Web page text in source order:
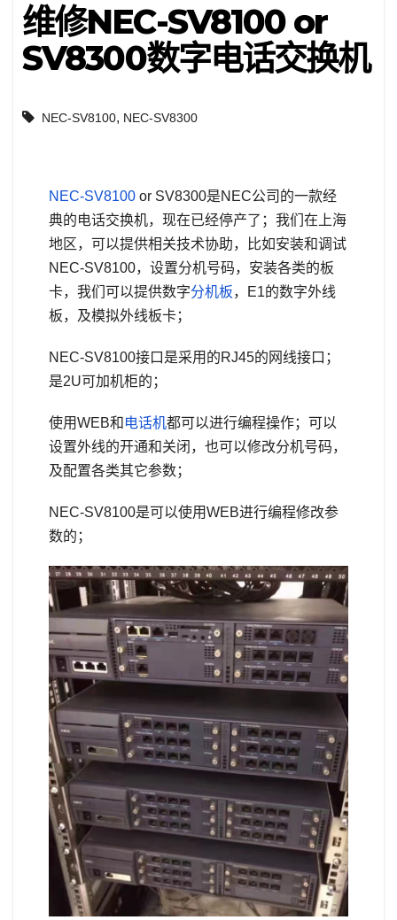
维修NEC-SV8100 or
SV8300数字电话交换机
NEC-SV8100, NEC-SV8300
NEC-SV8100 or SV8300是NEC公司的一款经
典的电话交换机，现在已经停产了；我们在上海
地区，可以提供相关技术协助，比如安装和调试
NEC-SV8100，设置分机号码，安装各类的板
卡，我们可以提供数字分机板，E1的数字外线
板，及模拟外线板卡；
NEC-SV8100接口是采用的RJ45的网线接口；
是2U可加机柜的；
使用WEB和 电话机都可以进行编程操作；可以
设置外线的开通和关闭，也可以修改分机号码，
及配置各类其它参数；
NEC-SV8100是可以使用WEB进行编程修改参
数的；